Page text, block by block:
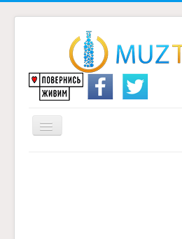
Перемикач
навігації